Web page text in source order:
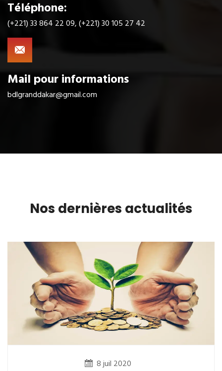
Téléphone:
(+221) 33 864 22 09, (+221) 30 105 27 42
Mail pour informations
bdlgranddakar@gmail.com
Nos dernières actualités
8 juil 2020